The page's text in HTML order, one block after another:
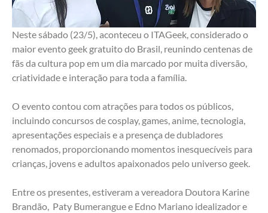
Neste sábado (23/5), aconteceu o ITAGeek, considerado o
maior evento geek gratuito do Brasil, reunindo centenas de
fãs da cultura pop em um dia marcado por muita diversão,
criatividade e interação para toda a família.
O evento contou com atrações para todos os públicos,
incluindo concursos de cosplay, games, anime, tecnologia,
apresentações especiais e a presença de dubladores
renomados, proporcionando momentos inesquecíveis para
crianças, jovens e adultos apaixonados pelo universo geek.
Entre os presentes, estiveram a vereadora Doutora Karine
Brandão,  Paty Bumerangue e Edno Mariano idealizador e